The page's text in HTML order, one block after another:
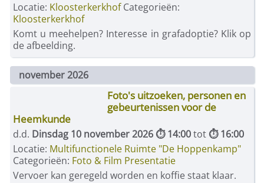
Locatie: Kloosterkerkhof Categorieën:
Kloosterkerkhof
Komt u meehelpen? Interesse in grafadoptie? Klik op
de afbeelding.
november 2026
Foto's uitzoeken, personen en
gebeurtenissen voor de
Heemkunde
d.d. Dinsdag 10 november 2026 ⏱ 14:00tot ⏱ 16:00
Locatie: Multifunctionele Ruimte "De Hoppenkamp"
Categorieën: Foto & Film Presentatie
Vervoer kan geregeld worden en koffie staat klaar.